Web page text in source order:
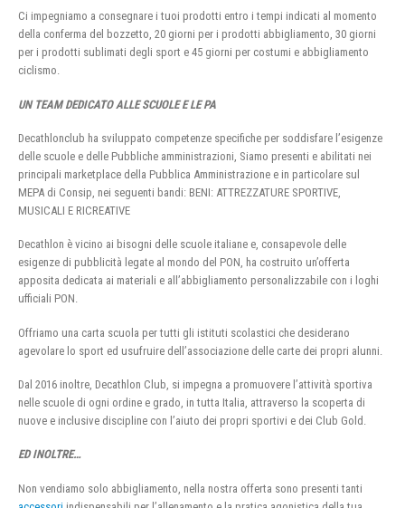
Ci impegniamo a consegnare i tuoi prodotti entro i tempi indicati al momento
della conferma del bozzetto, 20 giorni per i prodotti abbigliamento, 30 giorni
per i prodotti sublimati degli sport e 45 giorni per costumi e abbigliamento
ciclismo.
UN TEAM DEDICATO ALLE SCUOLE E LE PA
Decathlonclub ha sviluppato competenze specifiche per soddisfare l’esigenze
delle scuole e delle Pubbliche amministrazioni, Siamo presenti e abilitati nei
principali marketplace della Pubblica Amministrazione e in particolare sul
MEPA di Consip, nei seguenti bandi: BENI: ATTREZZATURE SPORTIVE,
MUSICALI E RICREATIVE
Decathlon è vicino ai bisogni delle scuole italiane e, consapevole delle
esigenze di pubblicità legate al mondo del PON, ha costruito un’offerta
apposita dedicata ai materiali e all’abbigliamento personalizzabile con i loghi
ufficiali PON.
Offriamo una carta scuola per tutti gli istituti scolastici che desiderano
agevolare lo sport ed usufruire dell’associazione delle carte dei propri alunni.
Dal 2016 inoltre, Decathlon Club, si impegna a promuovere l’attività sportiva
nelle scuole di ogni ordine e grado, in tutta Italia, attraverso la scoperta di
nuove e inclusive discipline con l’aiuto dei propri sportivi e dei Club Gold.
ED INOLTRE…
Non vendiamo solo abbigliamento, nella nostra offerta sono presenti tanti